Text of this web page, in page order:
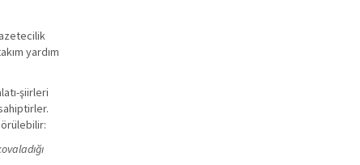
yardım
şiirleri